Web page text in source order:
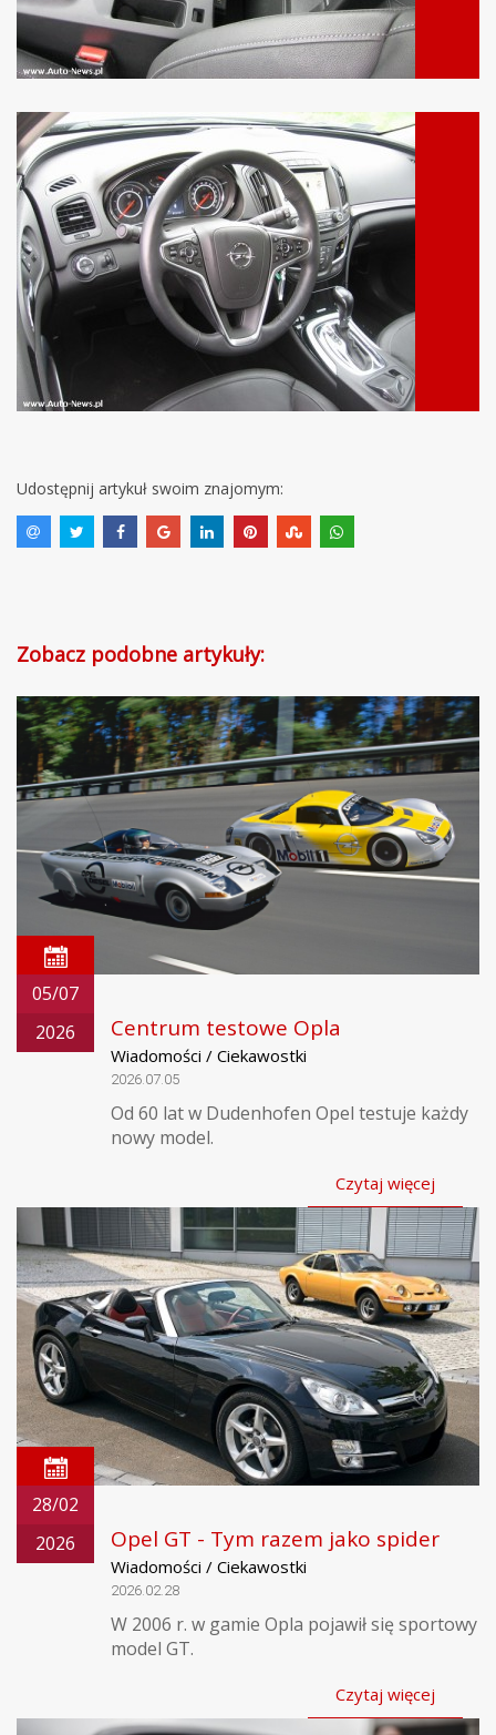
Udostępnij artykuł swoim znajomym:
Zobacz podobne artykuły:
05/07
2026
Centrum testowe Opla
Wiadomości / Ciekawostki
2026.07.05
Od 60 lat w Dudenhofen Opel testuje każdy
nowy model.
Czytaj więcej
28/02
2026
Opel GT - Tym razem jako spider
Wiadomości / Ciekawostki
2026.02.28
W 2006 r. w gamie Opla pojawił się sportowy
model GT.
Czytaj więcej